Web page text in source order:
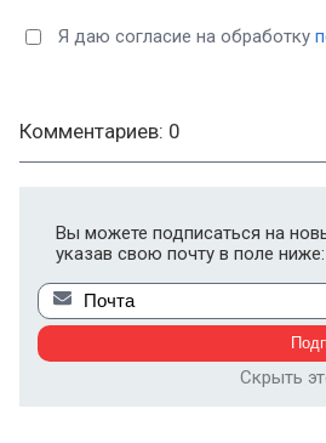
Я даю согласие на обработку
Комментариев: 0
Вы можете подписаться на
указав свою почту в поле ниже:
Скрыть